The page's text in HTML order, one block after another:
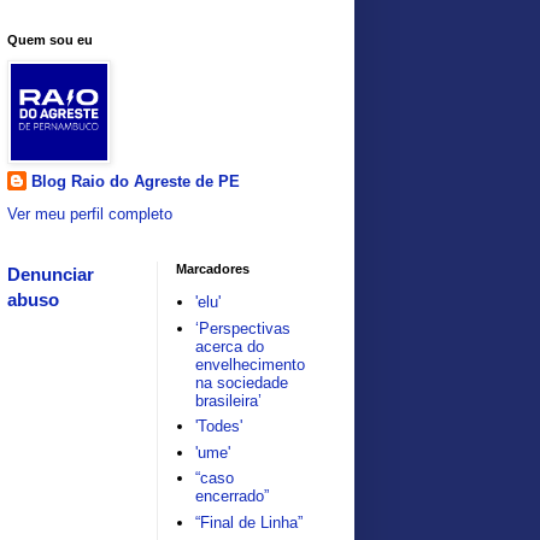
Quem sou eu
Blog Raio do Agreste de PE
Ver meu perfil completo
Denunciar
abuso
Marcadores
'elu'
‘Perspectivas
acerca do
envelhecimento
na sociedade
brasileira’
'Todes'
'ume'
“caso
encerrado”
“Final de Linha”